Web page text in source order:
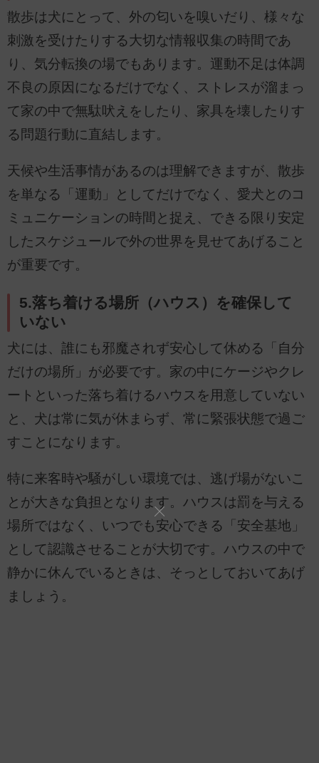
散歩は犬にとって、外の匂いを嗅いだり、様々な
刺激を受けたりする大切な情報収集の時間であ
り、気分転換の場でもあります。運動不足は体調
不良の原因になるだけでなく、ストレスが溜まっ
て家の中で無駄吠えをしたり、家具を壊したりす
る問題行動に直結します。
天候や生活事情があるのは理解できますが、散歩
を単なる「運動」としてだけでなく、愛犬とのコ
ミュニケーションの時間と捉え、できる限り安定
したスケジュールで外の世界を見せてあげること
が重要です。
5.落ち着ける場所（ハウス）を確保して
いない
犬には、誰にも邪魔されず安心して休める「自分
だけの場所」が必要です。家の中にケージやクレ
ートといった落ち着けるハウスを用意していない
と、犬は常に気が休まらず、常に緊張状態で過ご
すことになります。
特に来客時や騒がしい環境では、逃げ場がないこ
とが大きな負担となります。ハウスは罰を与える
場所ではなく、いつでも安心できる「安全基地」
として認識させることが大切です。ハウスの中で
静かに休んでいるときは、そっとしておいてあげ
ましょう。